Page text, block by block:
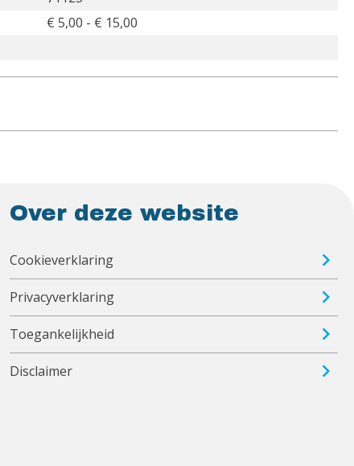
€ 5,00 - € 15,00
Over deze website
Cookieverklaring
Privacyverklaring
Toegankelijkheid
Disclaimer